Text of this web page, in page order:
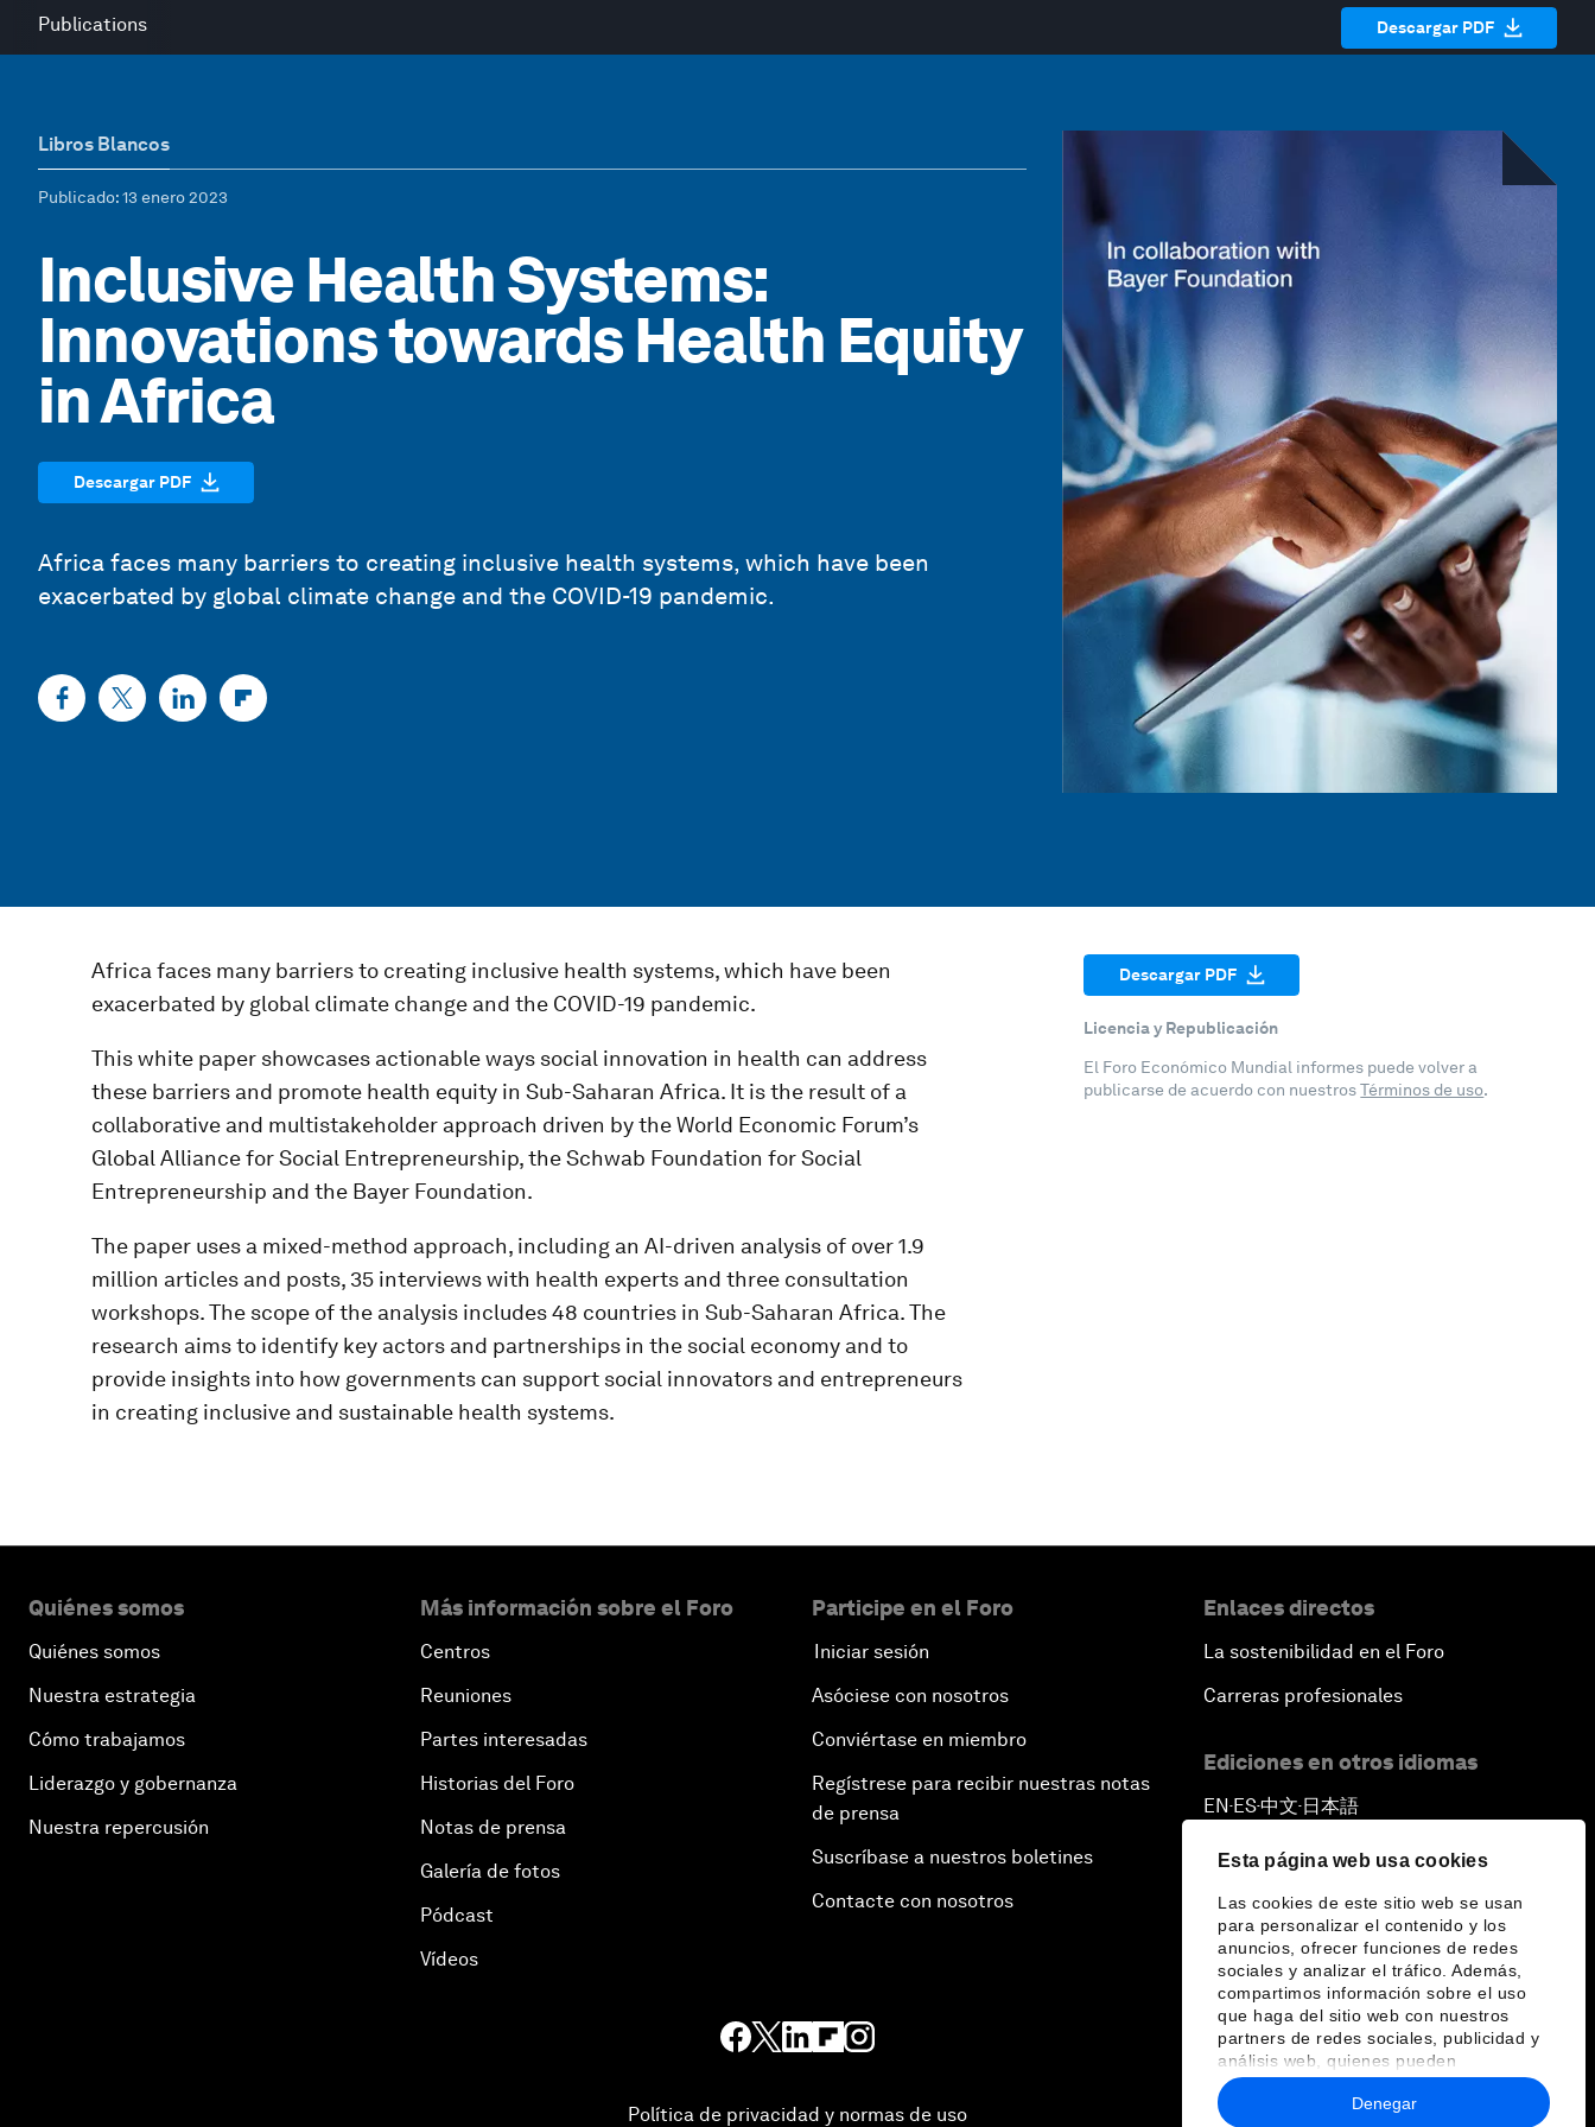
Esta página web usa cookies
Las cookies de este sitio web se usan
para personalizar el contenido y los
anuncios, ofrecer funciones de redes
sociales y analizar el tráfico. Además,
compartimos información sobre el uso
que haga del sitio web con nuestros
partners de redes sociales, publicidad y
análisis web, quienes pueden
combinarla con otra información que les
haya proporcionado o que hayan
Denegar
Publications Descargar PDF
Libros Blancos
Publicado: 13 enero 2023
Inclusive Health Systems:
Innovations towards Health Equity
in Africa
Descargar PDF
Africa faces many barriers to creating inclusive health systems, which have been
exacerbated by global climate change and the COVID-19 pandemic.
Africa faces many barriers to creating inclusive health systems, which have been
exacerbated by global climate change and the COVID-19 pandemic.
This white paper showcases actionable ways social innovation in health can address
these barriers and promote health equity in Sub-Saharan Africa. It is the result of a
collaborative and multistakeholder approach driven by the World Economic Forum’s
Global Alliance for Social Entrepreneurship, the Schwab Foundation for Social
Entrepreneurship and the Bayer Foundation.
The paper uses a mixed-method approach, including an AI-driven analysis of over 1.9
million articles and posts, 35 interviews with health experts and three consultation
workshops. The scope of the analysis includes 48 countries in Sub-Saharan Africa. The
research aims to identify key actors and partnerships in the social economy and to
provide insights into how governments can support social innovators and entrepreneurs
in creating inclusive and sustainable health systems.
Descargar PDF
Licencia y Republicación
El Foro Económico Mundial informes puede volver a
publicarse de acuerdo con nuestrosTérminos de uso.
Quiénes somos
Quiénes somos
Nuestra estrategia
Cómo trabajamos
Liderazgo y gobernanza
Nuestra repercusión
Más información sobre el Foro
Centros
Reuniones
Partes interesadas
Historias del Foro
Notas de prensa
Galería de fotos
Pódcast
Vídeos
Participe en el Foro
Iniciar sesión
Asóciese con nosotros
Conviértase en miembro
Regístrese para recibir nuestras notas
de prensa
Suscríbase a nuestros boletines
Contacte con nosotros
Enlaces directos
La sostenibilidad en el Foro
Carreras profesionales
Ediciones en otros idiomas
EN ▪ ES▪中文▪ 日本語
Política de privacidad y normas de uso